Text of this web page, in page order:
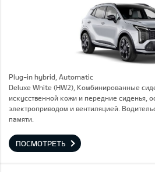
Plug-in hybrid, Automatic
Deluxe White (HW2), Комбинированные
искусственной кожи и передние сиденья,
электроприводом и вентиляцией.
памяти.
ПОСМОТРЕТЬ